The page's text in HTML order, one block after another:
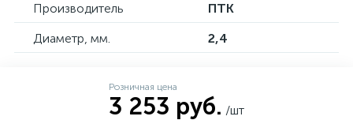
Производитель
ПТК
Диаметр, мм.
2,4
Розничная цена
3 253 руб. /шт